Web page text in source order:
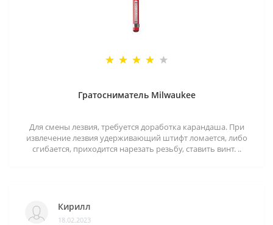
Гратосниматель Milwaukee
Для смены лезвия, требуется доработка карандаша. При
извлечение лезвия удерживающий штифт ломается, либо
сгибается, приходится нарезать резьбу, ставить винт. ..
Кирилл
18.02.2023